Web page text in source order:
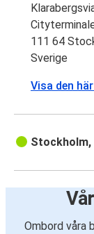
111 64
Sverige
Visa den
Stockholm,
Ombord våra